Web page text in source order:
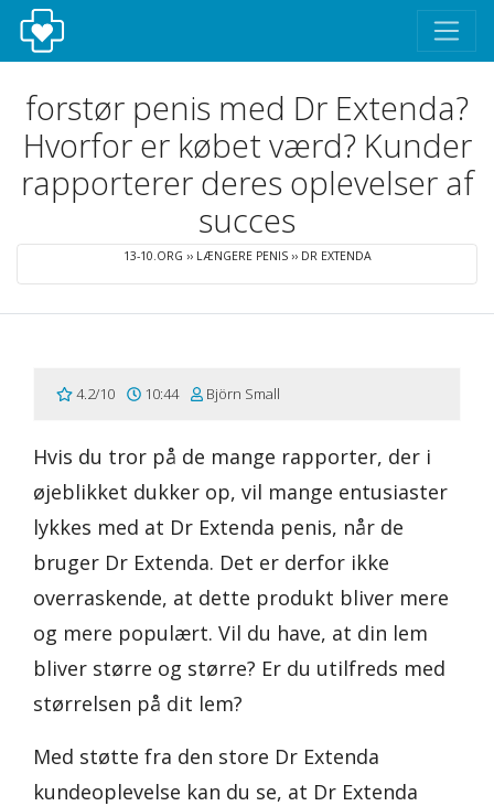
forstør penis med Dr Extenda?
Hvorfor er købet værd? Kunder
rapporterer deres oplevelser af
succes
13-10.ORG ›› LÆNGERE PENIS ›› DR EXTENDA
4.2/10 10:44 Björn Small
Hvis du tror på de mange rapporter, der i
øjeblikket dukker op, vil mange entusiaster
lykkes med at Dr Extenda penis, når de
bruger Dr Extenda. Det er derfor ikke
overraskende, at dette produkt bliver mere
og mere populært. Vil du have, at din lem
bliver større og større? Er du utilfreds med
størrelsen på dit lem?
Med støtte fra den store Dr Extenda
kundeoplevelse kan du se, at Dr Extenda